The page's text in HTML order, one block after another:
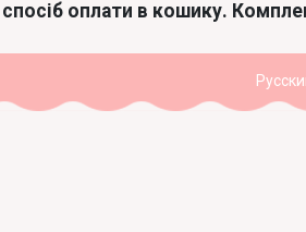
оплати в кошику.